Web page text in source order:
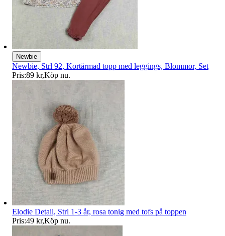
Newbie
Newbie, Strl 92, Kortärmad topp med leggings, Blommor, Set
Pris:89 kr,Köp nu.
Elodie Detail, Strl 1-3 år, rosa tonig med tofs på toppen
Pris:49 kr,Köp nu.